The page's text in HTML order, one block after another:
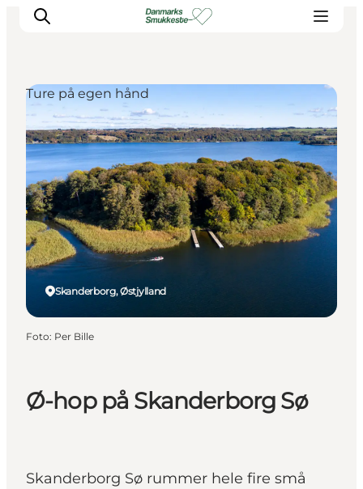
Oplev naturen
Opdag byerne
Det sker
Getaway
Overnatning
Planlæg
Ø-hop på Skanderborg Sø
Skanderborg Sø rummer hele fire små
Skanderborg, Østjylland
Ture på egen hånd
Foto: Per Bille